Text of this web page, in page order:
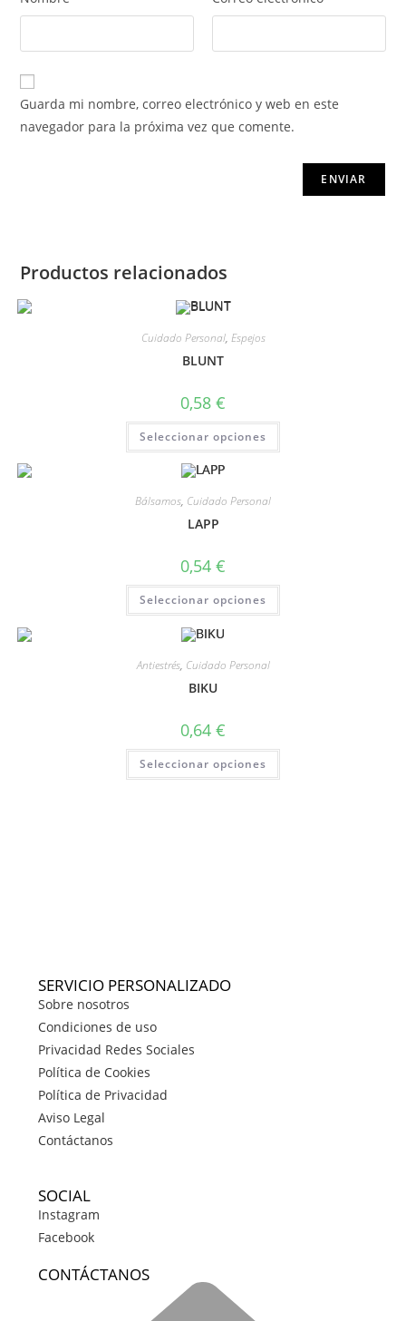
Guarda mi nombre, correo electrónico y web en este
navegador para la próxima vez que comente.
Productos relacionados
Cuidado Personal, Espejos
BLUNT
0,58 €
Seleccionar opciones
Bálsamos, Cuidado Personal
LAPP
0,54 €
Seleccionar opciones
Antiestrés, Cuidado Personal
BIKU
0,64 €
Seleccionar opciones
SERVICIO PERSONALIZADO
Sobre nosotros
Condiciones de uso
Privacidad Redes Sociales
Política de Cookies
Política de Privacidad
Aviso Legal
Contáctanos
SOCIAL
Instagram
Facebook
CONTÁCTANOS